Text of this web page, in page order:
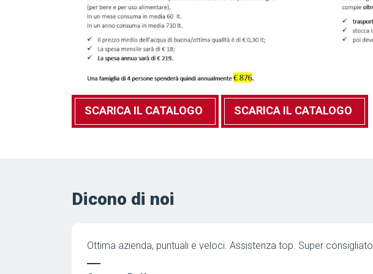
SCARICA IL CATALOGO SCARICA IL CATALOGO
Dicono di noi
Ottima azienda, puntuali e veloci. Assistenza top. Super consigliato